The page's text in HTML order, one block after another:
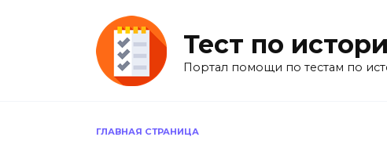
Тест по
Портал помощи по тестам по
ГЛАВНАЯ СТРАНИЦА